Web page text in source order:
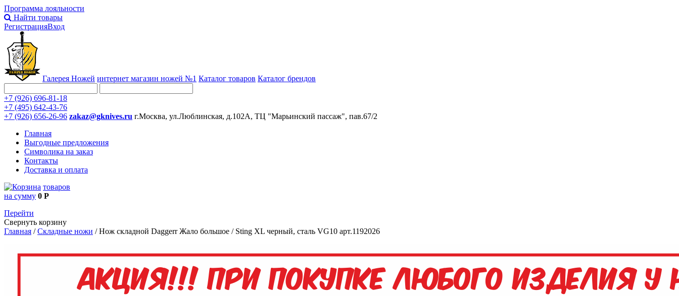
Программа лояльности
Найти товары
РегистрацияВход
Галерея Ножей интернет магазин ножей №1 Каталог товаров Каталог брендов
+7 (926) 696-81-18
+7 (495) 642-43-76
+7 (926) 656-26-96 zakaz@gknives.ru г.Москва, ул.Люблинская, д.102А, ТЦ "Марьинский пассаж", пав.67/2
Главная
Выгодные предложения
Символика на заказ
Контакты
Доставка и оплата
товаров
на сумму 0 Р
Перейти
Свернуть корзину
Главная /Складные ножи /Нож складной Daggerr Жало большое / Sting XL черный, сталь VG10 арт.1192026